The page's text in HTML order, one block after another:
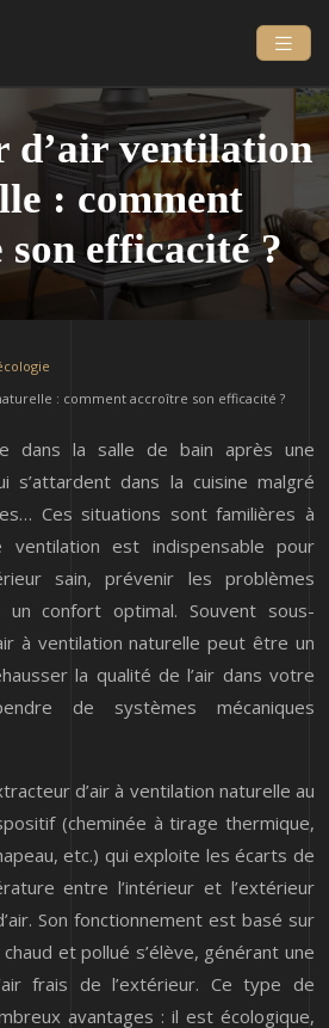
d’air ventilation
: comment
efficacité ?
: comment accroître son efficacité ?
dans la salle de bain après une
s’attardent dans la cuisine malgré
Ces situations sont familières à
ventilation est indispensable pour
sain, prévenir les problèmes
un confort optimal. Souvent sous-
à ventilation naturelle peut être un
la qualité de l’air dans votre
de systèmes mécaniques
d’air à ventilation naturelle au
(cheminée à tirage thermique,
etc.) qui exploite les écarts de
entre l’intérieur et l’extérieur
Son fonctionnement est basé sur
et pollué s’élève, générant une
frais de l’extérieur. Ce type de
avantages : il est écologique,